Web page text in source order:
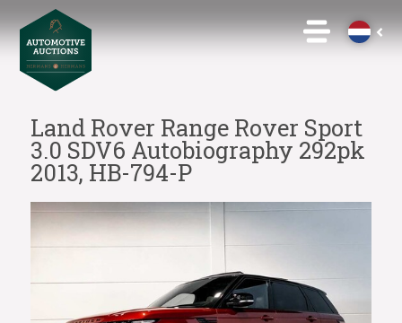
Land Rover Range Rover Sport
3.0 SDV6 Autobiography 292pk
2013, HB-794-P